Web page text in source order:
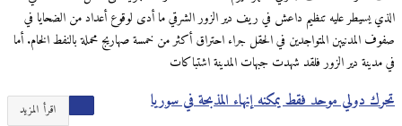
الذي يسيطر عليه تنظيم داعش في ريف دير الزور الشرقي ما أدى لوقوع أعداد من الضحايا في
صفوف المدنيين المتواجدين في الحقل جراء احتراق أكثر من خمسة صهاريج محملة بالنفط الخام. أما
في مدينة دير الزور فلقد شهدت جبهات المدينة اشتباكات
اقرأ المزيد تحرك دولي موحد فقط يمكنه إنهاء المذبحة في سوريا